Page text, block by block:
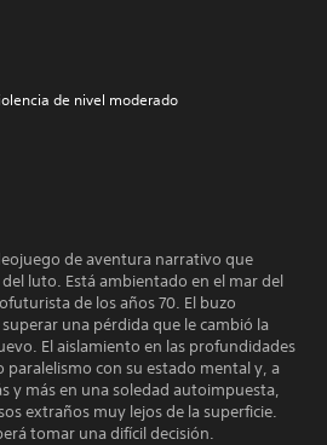
de nivel moderado
de aventura narrativo que
luto. Está ambientado en el mar del
de los años 70. El buzo
una pérdida que le cambió la
El aislamiento en las profundidades
paralelismo con su estado mental y, a
y más en una soledad autoimpuesta,
extraños muy lejos de la superficie.
tomar una difícil decisión.